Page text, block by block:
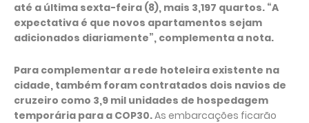
até a última sexta-feira (8), mais 3,197 quartos. “A
expectativa é que novos apartamentos sejam
adicionados diariamente”, complementa a nota.
Para complementar a rede hoteleira existente na
cidade, também foram contratados dois navios de
cruzeiro como 3,9 mil unidades de hospedagem
temporária para a COP30.As embarcações ficarão